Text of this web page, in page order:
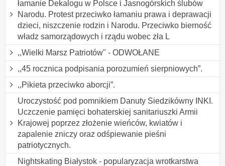
łamanie Dekalogu w Polsce i Jasnogórskich ślubów
Narodu. Protest przeciwko łamaniu prawa i deprawacji
dzieci, niszczenie rodzin i Narodu. Przeciwko bierność
władz samorządowych i rządu wobec zła L
,,Wielki Marsz Patriotów" - ODWOŁANE
,,45 rocznica podpisania porozumień sierpniowych”.
,,Pikieta przeciwko aborcji”.
Uroczystość pod pomnikiem Danuty Siedzikówny INKI.
Uczczenie pamięci bohaterskiej sanitariuszki Armii
Krajowej poprzez złożenie wieńców, kwiatów i
zapalenie zniczy oraz odśpiewanie pieśni
patriotycznych.
Nightskating Białystok - popularyzacja wrotkarstwa